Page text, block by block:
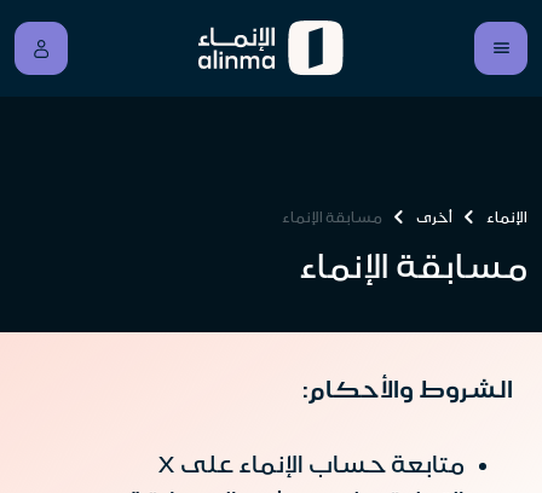
الإنماء أخرى مسابقة الإنماء
مسابقة الإنماء
الشروط والأحكام:
متابعة حساب الإنماء على X